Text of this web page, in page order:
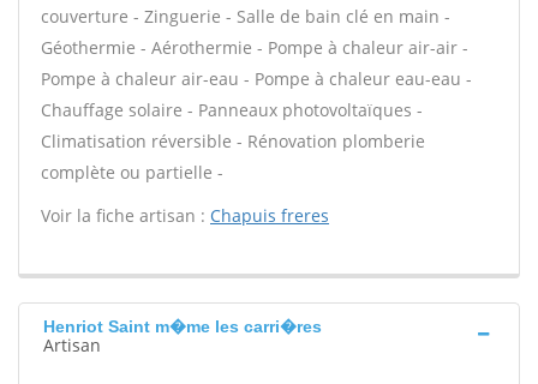
couverture - Zinguerie - Salle de bain clé en main -
Géothermie - Aérothermie - Pompe à chaleur air-air -
Pompe à chaleur air-eau - Pompe à chaleur eau-eau -
Chauffage solaire - Panneaux photovoltaïques -
Climatisation réversible - Rénovation plomberie
complète ou partielle -
Voir la fiche artisan : Chapuis freres
Henriot Saint m�me les carri�res
Artisan